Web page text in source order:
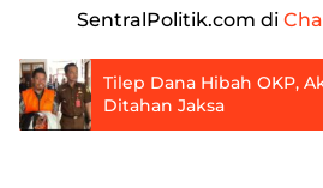
SentralPolitik.com di
Tilep Dana Hibah OKP,
Ditahan Jaksa